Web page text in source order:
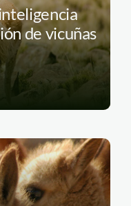
de vicuñas